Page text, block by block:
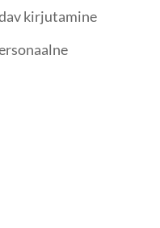
kirjutamine